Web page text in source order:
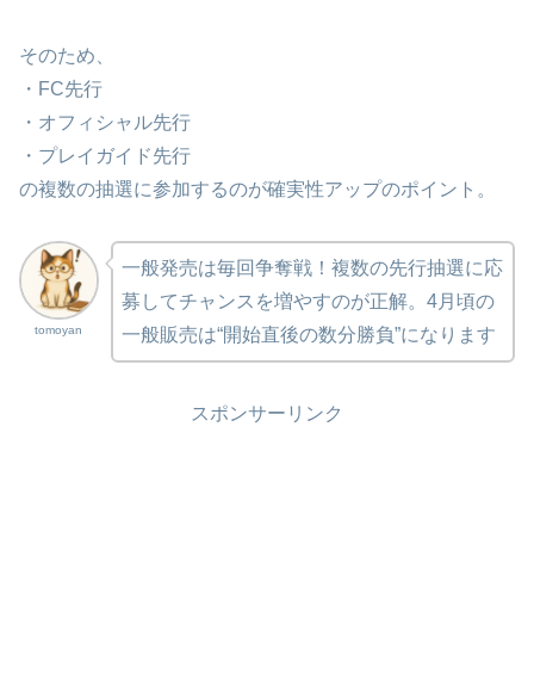
そのため、
・FC先行
・オフィシャル先行
・プレイガイド先行
の複数の抽選に参加するのが確実性アップのポイント。
tomoyan
一般発売は毎回争奪戦！複数の先行抽選に応
募してチャンスを増やすのが正解。4月頃の
一般販売は“開始直後の数分勝負”になります
スポンサーリンク